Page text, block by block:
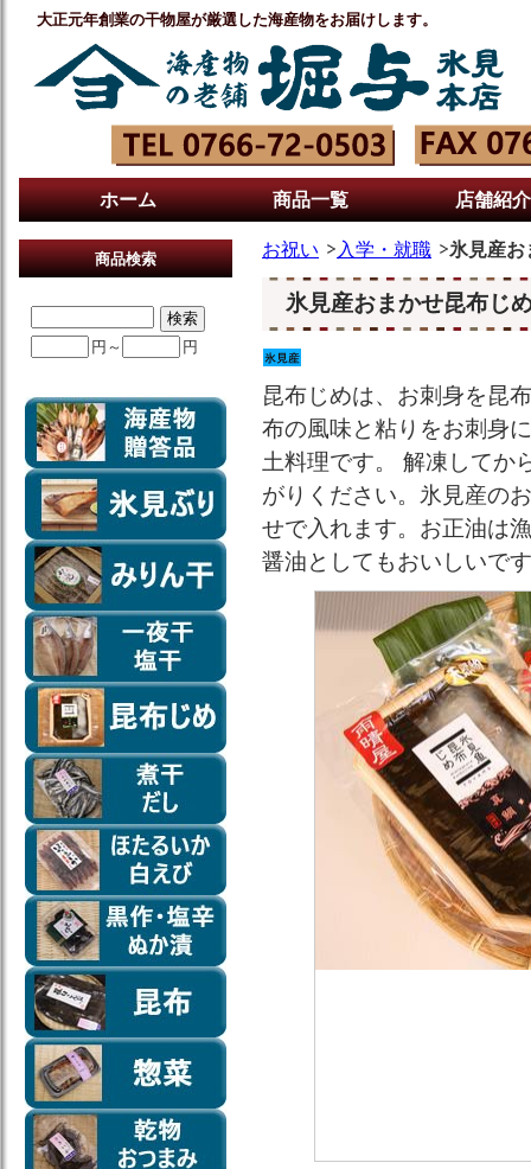
大正元年創業の干物屋が厳選した海産物をお届けします。
ホーム 商品一覧 店舗紹介
お祝い 入学・就職 氷見産
氷見産おまかせ昆布じ
昆布じめは、お刺身を昆
布の風味と粘りをお刺身
土料理です。 解凍してか
がりください。氷見産の
せで入れます。お正油は
醤油としてもおいしいで
商品検索
円～ 円